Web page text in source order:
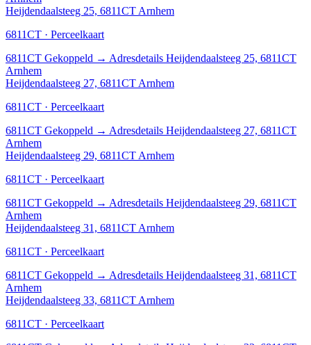
Heijdendaalsteeg 25, 6811CT Arnhem
6811CT · Perceelkaart
6811CT Gekoppeld → Adresdetails Heijdendaalsteeg 25, 6811CT
Arnhem
Heijdendaalsteeg 27, 6811CT Arnhem
6811CT · Perceelkaart
6811CT Gekoppeld → Adresdetails Heijdendaalsteeg 27, 6811CT
Arnhem
Heijdendaalsteeg 29, 6811CT Arnhem
6811CT · Perceelkaart
6811CT Gekoppeld → Adresdetails Heijdendaalsteeg 29, 6811CT
Arnhem
Heijdendaalsteeg 31, 6811CT Arnhem
6811CT · Perceelkaart
6811CT Gekoppeld → Adresdetails Heijdendaalsteeg 31, 6811CT
Arnhem
Heijdendaalsteeg 33, 6811CT Arnhem
6811CT · Perceelkaart